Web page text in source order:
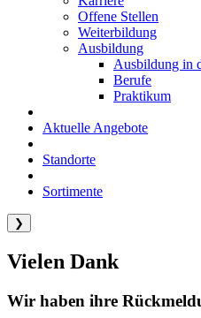
Offene Stellen
Weiterbildung
Ausbildung
Ausbildung in
Berufe
Praktikum
Aktuelle Angebote
Standorte
Sortimente
❯
Vielen Dank
Wir haben ihre